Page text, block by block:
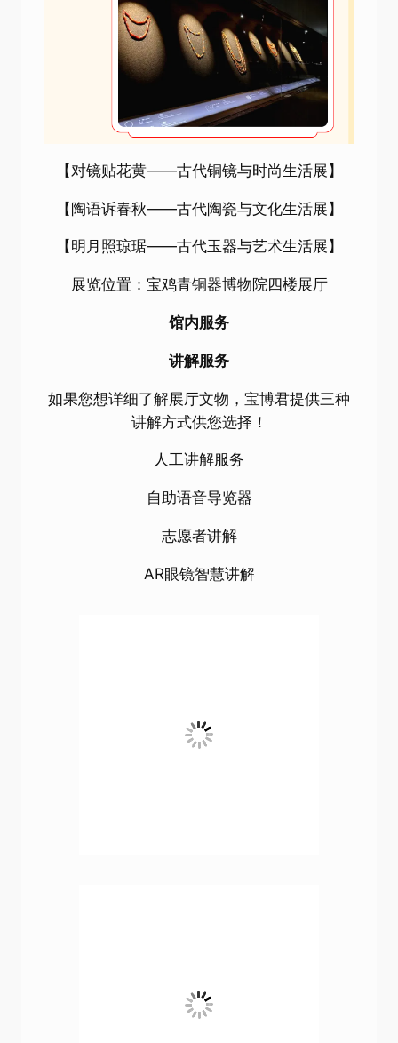
【对镜贴花黄——古代铜镜与时尚生活展】
【陶语诉春秋——古代陶瓷与文化生活展】
【明月照琼琚——古代玉器与艺术生活展】
展览位置：宝鸡青铜器博物院四楼展厅
馆内服务
讲解服务
如果您想详细了解展厅文物，宝博君提供三种
讲解方式供您选择！
人工讲解服务
自助语音导览器
志愿者讲解
AR眼镜智慧讲解